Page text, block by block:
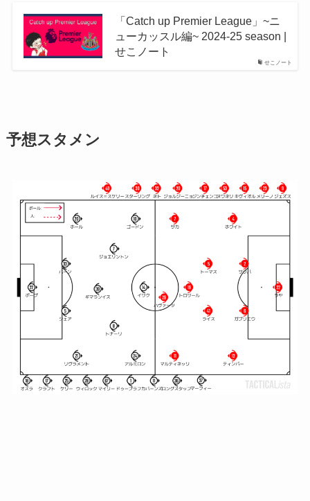
せこノート
「Catch up Premier League」~ニ
ューカッスル編~ 2024-25 season |
せこノート
予想スタメン